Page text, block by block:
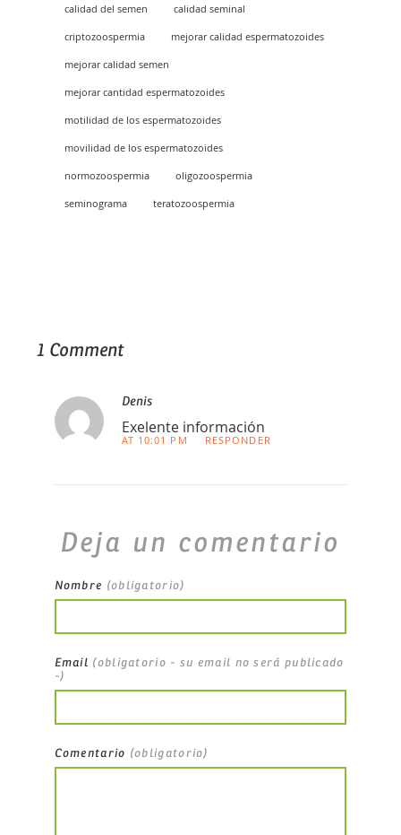
calidad del semen calidad seminal
criptozoospermia mejorar calidad espermatozoides
mejorar calidad semen
mejorar cantidad espermatozoides
motilidad de los espermatozoides
movilidad de los espermatozoides
normozoospermia oligozoospermia
seminograma teratozoospermia
1 Comment
Denis
Exelente información
AT 10:01 PM RESPONDER
Deja un comentario
Nombre (obligatorio)
Email (obligatorio - su email no será publicado
-)
Comentario (obligatorio)